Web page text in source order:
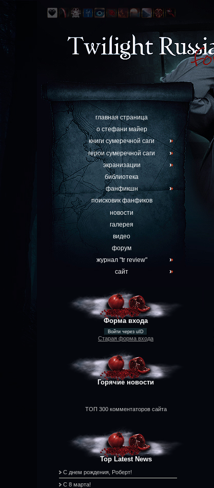
главная страница
о стефани майер
книги сумеречной саги
герои сумеречной саги
экранизации
библиотека
фанфикшн
поисковик фанфиков
новости
галерея
видео
форум
журнал "tr review"
сайт
Форма входа
Войти через uID
Старая форма входа
Горячие новости
ТОП 300 комментаторов сайта
Top Latest News
С днем рождения, Роберт!
С 8 марта!